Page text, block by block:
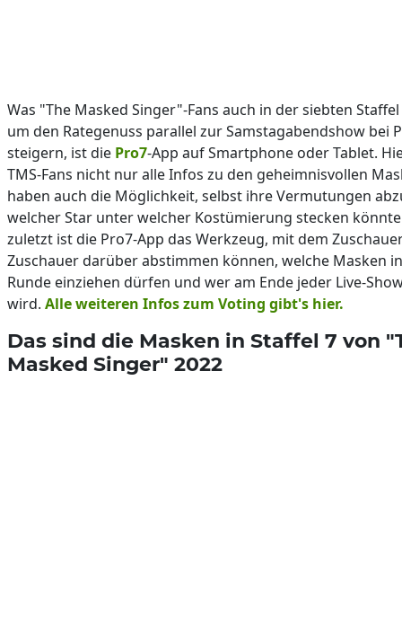
Was "The Masked Singer"-Fans auch in der siebten
um den Rategenuss parallel zur Samstagabendshow bei
steigern, ist die Pro7-App auf Smartphone oder Tablet.
TMS-Fans nicht nur alle Infos zu den geheimnisvollen
haben auch die Möglichkeit, selbst ihre Vermutungen
welcher Star unter welcher Kostümierung stecken
zuletzt ist die Pro7-App das Werkzeug, mit dem
Zuschauer darüber abstimmen können, welche Masken
Runde einziehen dürfen und wer am Ende jeder Live-
wird. Alle weiteren Infos zum Voting gibt's hier.
Das sind die Masken in Staffel 7 von
Masked Singer" 2022